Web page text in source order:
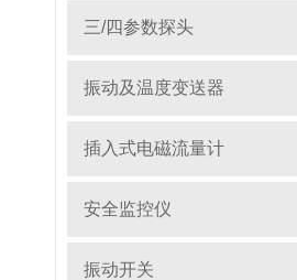
三/四参数探头
振动及温度变送器
插入式电磁流量计
安全监控仪
振动开关